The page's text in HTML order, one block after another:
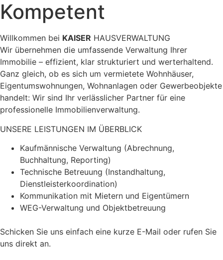
Kompetent
Willkommen bei KAISER HAUSVERWALTUNG
Wir übernehmen die umfassende Verwaltung Ihrer
Immobilie – effizient, klar strukturiert und werterhaltend.
Ganz gleich, ob es sich um vermietete Wohnhäuser,
Eigentumswohnungen, Wohnanlagen oder Gewerbeobjekte
handelt: Wir sind Ihr verlässlicher Partner für eine
professionelle Immobilienverwaltung.
UNSERE LEISTUNGEN IM ÜBERBLICK
Kaufmännische Verwaltung (Abrechnung,
Buchhaltung, Reporting)
Technische Betreuung (Instandhaltung,
Dienstleisterkoordination)
Kommunikation mit Mietern und Eigentümern
WEG-Verwaltung und Objektbetreuung
Schicken Sie uns einfach eine kurze E-Mail oder rufen Sie
uns direkt an.